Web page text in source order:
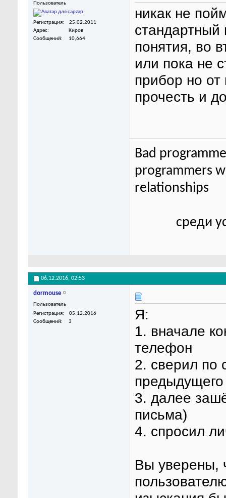
Пользователь
Регистрация
25.02.2011
Адрес
Киров
Сообщений
10,664
никак не
стандартный
понятия, во
или пока не
прибор но
прочесть и
Bad
programmers
relationships
среди
06.12.2016, 02:53
dormouse
Пользователь
Регистрация
05.12.2016
Сообщений
3
Я:
1. вначале
телефон
2. сверил по
3. далее
письма)
4. спросил
Вы уверены,